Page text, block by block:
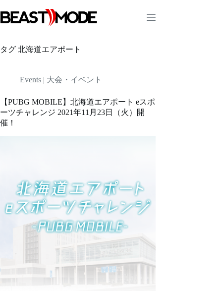
ン
テ
ツ
へ
プ
タグ 北海道エアポート
Events | 大会・イベント
【PUBG MOBILE】北海道エアポート eスポ
ーツチャレンジ 2021年11月23日（火）開
催！